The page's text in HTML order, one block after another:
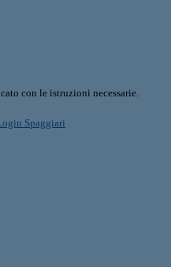
con le istruzioni necessarie.
Spaggiari